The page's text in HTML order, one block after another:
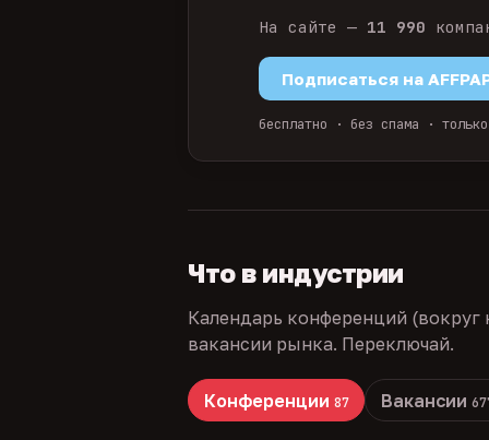
На сайте — 11 990
Подписаться на
бесплатно · без спама ·
Что в индустрии
Календарь конференций
вакансии рынка. Переключай.
Конференции 87 Вакансии